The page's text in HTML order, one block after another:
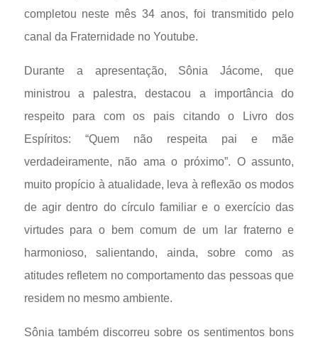
completou neste mês 34 anos, foi transmitido pelo
canal da Fraternidade no Youtube.
Durante a apresentação, Sônia Jácome, que
ministrou a palestra, destacou a importância do
respeito para com os pais citando o Livro dos
Espíritos: “Quem não respeita pai e mãe
verdadeiramente, não ama o próximo”. O assunto,
muito propício à atualidade, leva à reflexão os modos
de agir dentro do círculo familiar e o exercício das
virtudes para o bem comum de um lar fraterno e
harmonioso, salientando, ainda, sobre como as
atitudes refletem no comportamento das pessoas que
residem no mesmo ambiente.
Sônia também discorreu sobre os sentimentos bons